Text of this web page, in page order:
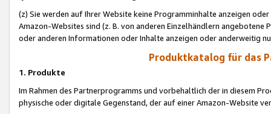
(z) Sie werden auf Ihrer Website keine Programminhalte anzeigen
Amazon-Websites sind (z. B. von anderen Einzelhändlern
oder anderen Informationen oder Inhalte anzeigen oder anderweitig
Produktkatalog für das
1. Produkte
Im Rahmen des Partnerprogramms und vorbehaltlich der in diesem
physische oder digitale Gegenstand, der auf einer Amazon-Website